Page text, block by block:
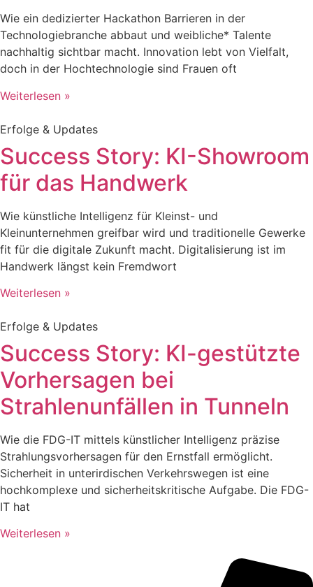
Wie ein dedizierter Hackathon Barrieren in der
Technologiebranche abbaut und weibliche* Talente
nachhaltig sichtbar macht. Innovation lebt von Vielfalt,
doch in der Hochtechnologie sind Frauen oft
Weiterlesen »
Erfolge & Updates
Success Story: KI-Showroom
für das Handwerk
Wie künstliche Intelligenz für Kleinst- und
Kleinunternehmen greifbar wird und traditionelle Gewerke
fit für die digitale Zukunft macht. Digitalisierung ist im
Handwerk längst kein Fremdwort
Weiterlesen »
Erfolge & Updates
Success Story: KI-gestützte
Vorhersagen bei
Strahlenunfällen in Tunneln
Wie die FDG-IT mittels künstlicher Intelligenz präzise
Strahlungsvorhersagen für den Ernstfall ermöglicht.
Sicherheit in unterirdischen Verkehrswegen ist eine
hochkomplexe und sicherheitskritische Aufgabe. Die FDG-
IT hat
Weiterlesen »